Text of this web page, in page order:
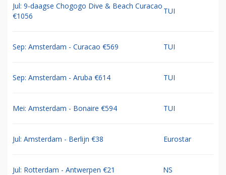
Jul: 9-daagse Chogogo Dive & Beach Curacao
€1056
TUI
Sep: Amsterdam - Curacao €569 TUI
Sep: Amsterdam - Aruba €614 TUI
Mei: Amsterdam - Bonaire €594 TUI
Jul: Amsterdam - Berlijn €38 Eurostar
Jul: Rotterdam - Antwerpen €21 NS